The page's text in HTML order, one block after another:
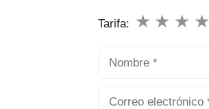
Tarifa: ★
★
★
★